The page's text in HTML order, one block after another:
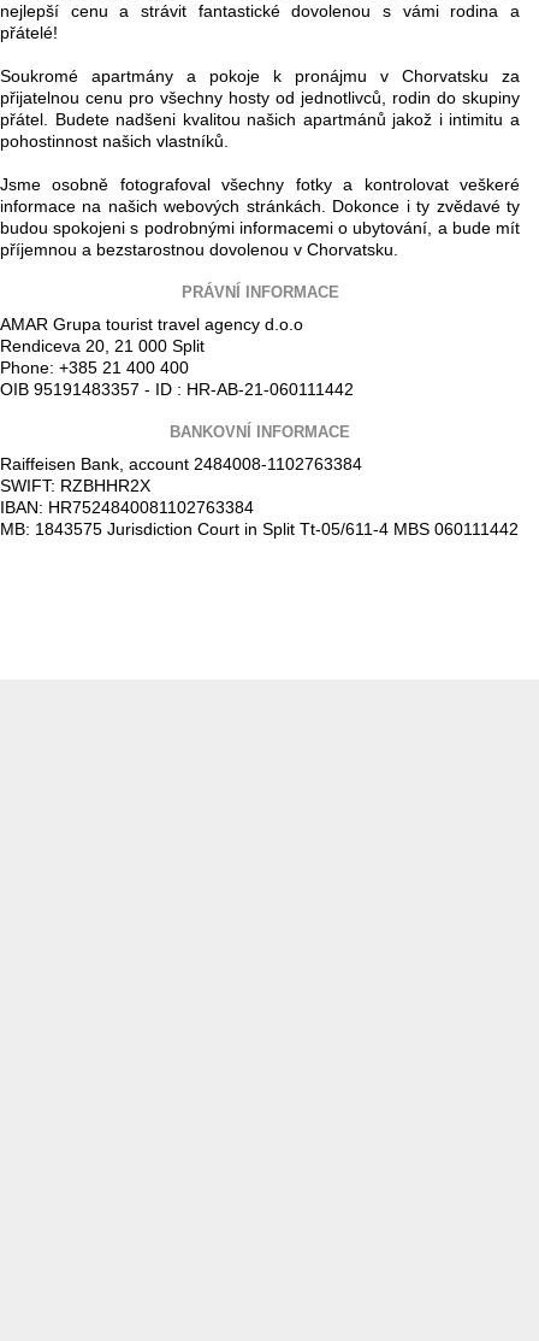
nejlepší cenu a strávit fantastické dovolenou s vámi rodina a
přátelé!
Soukromé apartmány a pokoje k pronájmu v Chorvatsku za
přijatelnou cenu pro všechny hosty od jednotlivců, rodin do skupiny
přátel. Budete nadšeni kvalitou našich apartmánů jakož i intimitu a
pohostinnost našich vlastníků.
Jsme osobně fotografoval všechny fotky a kontrolovat veškeré
informace na našich webových stránkách. Dokonce i ty zvědavé ty
budou spokojeni s podrobnými informacemi o ubytování, a bude mít
příjemnou a bezstarostnou dovolenou v Chorvatsku.
PRÁVNÍ INFORMACE
AMAR Grupa tourist travel agency d.o.o
Rendiceva 20, 21 000 Split
Phone: +385 21 400 400
OIB 95191483357 - ID : HR-AB-21-060111442
BANKOVNÍ INFORMACE
Raiffeisen Bank, account 2484008-1102763384
SWIFT: RZBHHR2X
IBAN: HR7524840081102763384
MB: 1843575 Jurisdiction Court in Split Tt-05/611-4 MBS 060111442